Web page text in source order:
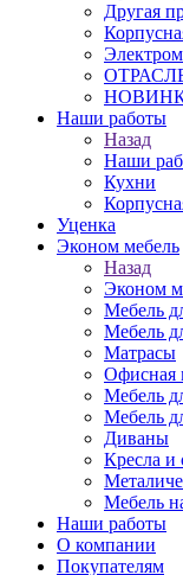
Другая
Наши работы
Назад
Наши
Кухни
Уценка
Эконом мебель
Назад
Эконом
Мебель
Мебель
Матрасы
Офисная
Мебель
Мебель
Диваны
Кресла и
Мебель
Наши работы
О компании
Покупателям